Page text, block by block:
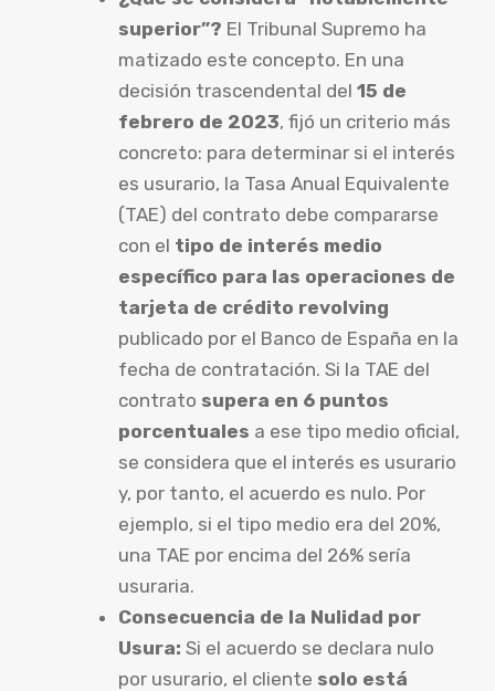
superior”? El Tribunal Supremo ha
matizado este concepto. En una
decisión trascendental del 15 de
febrero de 2023, fijó un criterio más
concreto: para determinar si el interés
es usurario, la Tasa Anual Equivalente
(TAE) del contrato debe compararse
con el tipo de interés medio
específico para las operaciones de
tarjeta de crédito revolving
publicado por el Banco de España en la
fecha de contratación. Si la TAE del
contrato supera en 6 puntos
porcentuales a ese tipo medio oficial,
se considera que el interés es usurario
y, por tanto, el acuerdo es nulo. Por
ejemplo, si el tipo medio era del 20%,
una TAE por encima del 26% sería
usuraria.
Consecuencia de la Nulidad por
Usura: Si el acuerdo se declara nulo
por usurario, el cliente solo está